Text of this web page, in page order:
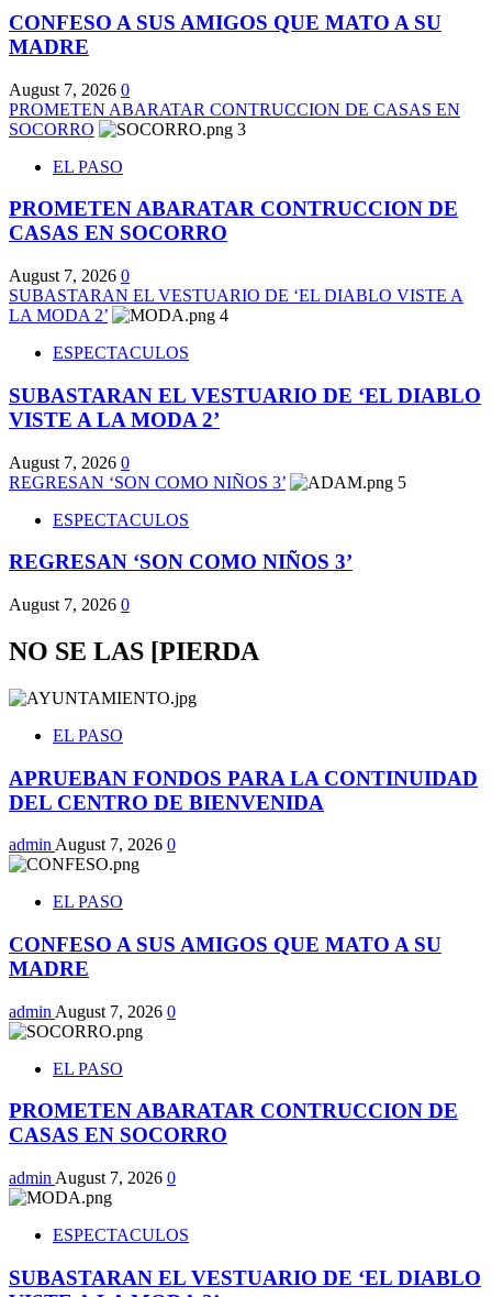
CONFESO A SUS AMIGOS QUE MATO A SU
MADRE
August 7, 2026 0
PROMETEN ABARATAR CONTRUCCION DE CASAS EN
SOCORRO
3
EL PASO
PROMETEN ABARATAR CONTRUCCION DE
CASAS EN SOCORRO
August 7, 2026 0
SUBASTARAN EL VESTUARIO DE ‘EL DIABLO VISTE A
LA MODA 2’
4
ESPECTACULOS
SUBASTARAN EL VESTUARIO DE ‘EL DIABLO
VISTE A LA MODA 2’
August 7, 2026 0
REGRESAN ‘SON COMO NIÑOS 3’
5
ESPECTACULOS
REGRESAN ‘SON COMO NIÑOS 3’
August 7, 2026 0
NO SE LAS [PIERDA
EL PASO
APRUEBAN FONDOS PARA LA CONTINUIDAD
DEL CENTRO DE BIENVENIDA
admin August 7, 2026 0
EL PASO
CONFESO A SUS AMIGOS QUE MATO A SU
MADRE
admin August 7, 2026 0
EL PASO
PROMETEN ABARATAR CONTRUCCION DE
CASAS EN SOCORRO
admin August 7, 2026 0
ESPECTACULOS
SUBASTARAN EL VESTUARIO DE ‘EL DIABLO